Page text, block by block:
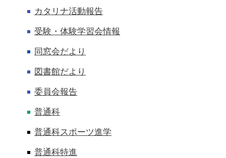
カタリナ活動報告
受験・体験学習会情報
同窓会だより
図書館だより
委員会報告
普通科
普通科スポーツ進学
普通科特進